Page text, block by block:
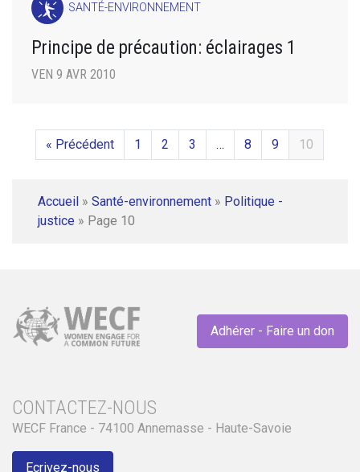
SANTÉ-ENVIRONNEMENT
Principe de précaution: éclairages 1
VEN 9 AVR 2010
« Précédent 1 2 3 … 8 9 10
Accueil » Santé-environnement » Politique -
justice » Page 10
Adhérer - Faire un don
CONTACTEZ-NOUS
WECF France - 74100 Annemasse - Haute-Savoie
Ecrivez-nous